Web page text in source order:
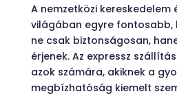
A nemzetközi kereskedelem
világában egyre fontosabb,
ne csak biztonságosan,
érjenek. Az expressz
azok számára, akiknek a
megbízhatóság kiemelt